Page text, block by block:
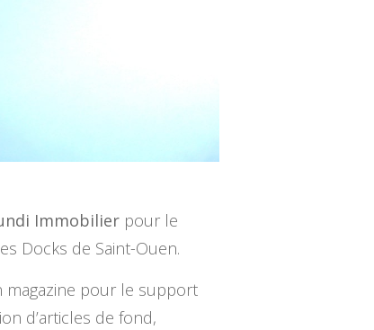
Immobilier pour le
Docks de Saint-Ouen.
magazine pour le support
d’articles de fond,